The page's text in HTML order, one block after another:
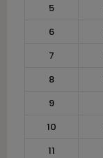
5
6
7
8
9
10
11